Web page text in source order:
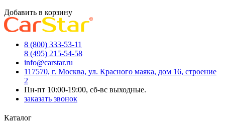
Добавить в корзину
8 (800) 333-53-11
8 (495) 215-54-58
info@carstar.ru
117570, г. Москва, ул. Красного маяка, дом 16, строение
2
Пн-пт 10:00-19:00, сб-вс выходные.
заказать звонок
Каталог